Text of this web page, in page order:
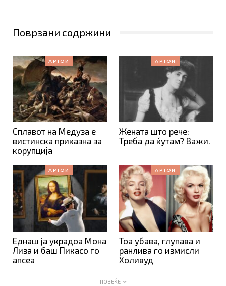
Поврзани содржини
АРТОИ
Сплавот на Медуза е
вистинска приказна за
корупција
АРТОИ
Жената што рече:
Треба да ќутам? Важи.
АРТОИ
Еднаш ја украдоа Мона
Лиза и баш Пикасо го
апсеа
АРТОИ
Тоа убава, глупава и
ранлива го измисли
Холивуд
ПОВЕЌЕ